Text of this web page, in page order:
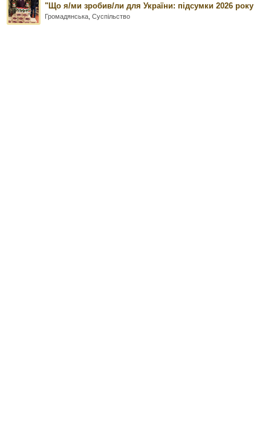
"Що я/ми зробив/ли для України: підсумки 2026 року
Громадянська ,Суспільство